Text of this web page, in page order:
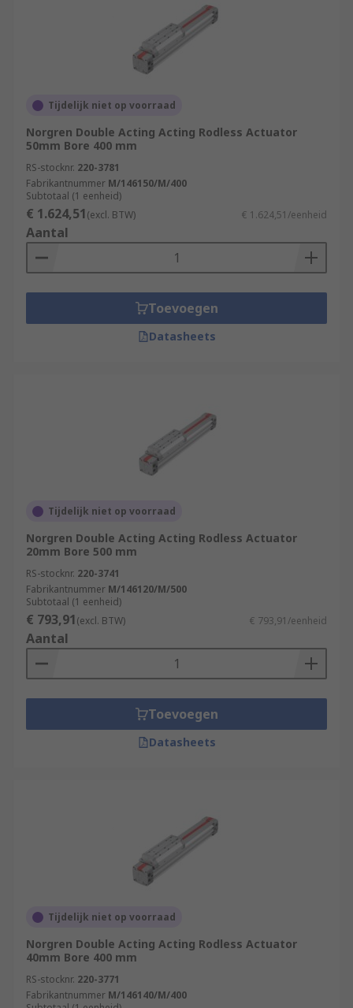
Tijdelijk niet op voorraad
Norgren Double Acting Acting Rodless Actuator
50mm Bore 400 mm
RS-stocknr. 220-3781
Fabrikantnummer M/146150/M/400
Subtotaal (1 eenheid)
€ 1.624,51(excl. BTW) € 1.624,51/eenheid
Aantal
Toevoegen
Datasheets
Tijdelijk niet op voorraad
Norgren Double Acting Acting Rodless Actuator
20mm Bore 500 mm
RS-stocknr. 220-3741
Fabrikantnummer M/146120/M/500
Subtotaal (1 eenheid)
€ 793,91(excl. BTW) € 793,91/eenheid
Aantal
Toevoegen
Datasheets
Tijdelijk niet op voorraad
Norgren Double Acting Acting Rodless Actuator
40mm Bore 400 mm
RS-stocknr. 220-3771
Fabrikantnummer M/146140/M/400